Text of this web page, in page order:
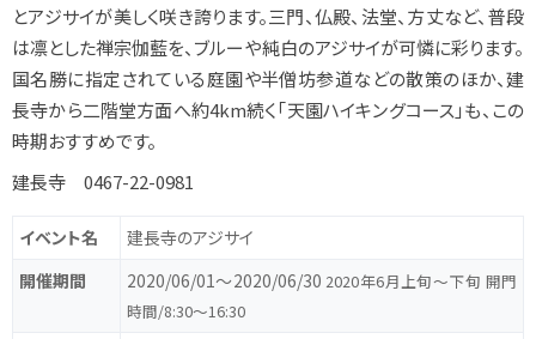
とアジサイが美しく咲き誇ります。三門、仏殿、法堂、方丈など、普段
は凛とした禅宗伽藍を、ブルーや純白のアジサイが可憐に彩ります。
国名勝に指定されている庭園や半僧坊参道などの散策のほか、建
長寺から二階堂方面へ約4km続く「天園ハイキングコース」も、この
時期おすすめです。
建長寺 0467-22-0981
イベント名
建長寺のアジサイ
開催期間
2020/06/01〜2020/06/30 2020年6月上旬～下旬 開門
時間/8:30～16:30